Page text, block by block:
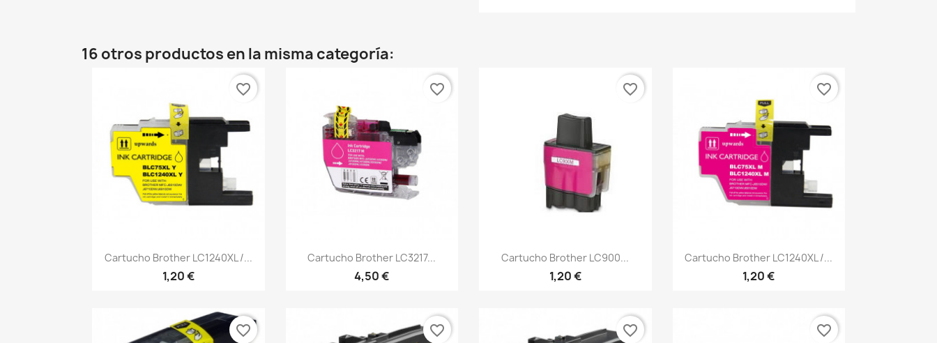
16 otros productos en la misma categoría:
Vista rápida
Cartucho Brother LC1240XL /...
1,20 €
favorite_border
Vista rápida
Cartucho Brother LC3217...
4,50 €
favorite_border
Vista rápida
Cartucho Brother LC900...
1,20 €
favorite_border
Vista rápida
Cartucho Brother LC1240XL /...
1,20 €
favorite_border
favorite_border favorite_border favorite_border favorite_border